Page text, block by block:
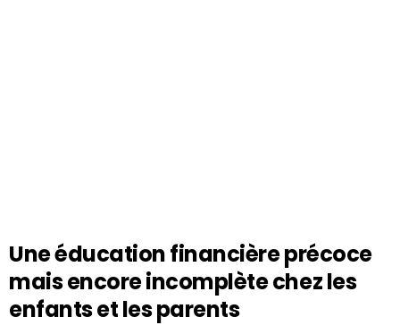
Une éducation financière précoce
mais encore incomplète chez les
enfants et les parents